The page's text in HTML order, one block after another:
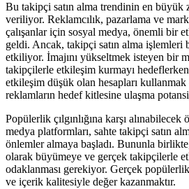
Bu takipçi satın alma trendinin en büyük
veriliyor. Reklamcılık, pazarlama ve
çalışanlar için sosyal medya, önemli bir
geldi. Ancak, takipçi satın alma işlemleri
etkiliyor. İmajını yükseltmek isteyen bir
takipçilerle etkileşim kurmayı
etkileşim düşük olan hesapları
reklamların hedef kitlesine ulaşma
Popülerlik çılgınlığına karşı
medya platformları, sahte takipçi satın
önlemler almaya başladı. Bununla
olarak büyümeye ve gerçek takipçilerle
odaklanması gerekiyor. Gerçek
ve içerik kalitesiyle değer kazanmaktır.